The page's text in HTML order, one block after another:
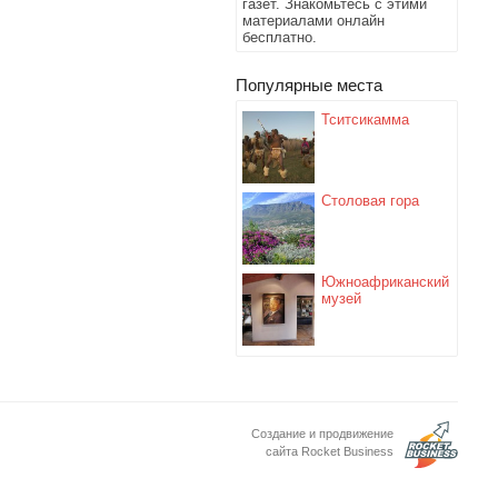
газет. Знакомьтесь с этими
материалами онлайн
бесплатно.
Популярные места
Тситсикамма
Столовая гора
Южноафриканский
музей
Создание и продвижение
сайта Rocket Business